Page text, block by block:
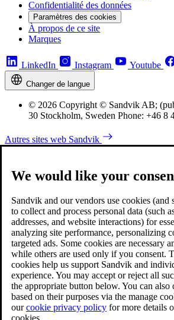
Confidentialité des données
Paramètres des cookies
À propos de ce site
Marques
LinkedIn Instagram Youtube
Changer de langue
© 2026 Copyright © Sandvik AB;
30 Stockholm, Sweden Phone: +46 8
Autres sites web Sandvik
We would like your
Sandvik and our vendors use cookies (and
to collect and process personal data (such
addresses, and website interactions) for
analyzing site performance, personalizing
targeted ads. Some cookies are necessary
while others are used only if you consent.
cookies help us support Sandvik and
experience. You may accept or reject all
the appropriate button below. You can also
based on their purposes via the manage
ourcookie privacy policy for more details